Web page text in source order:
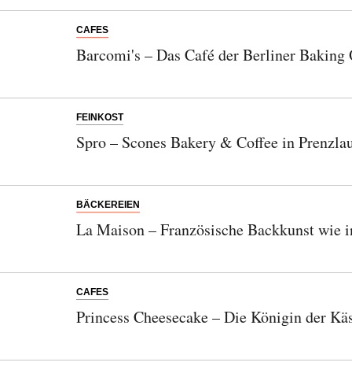
CAFES
Barcomi's – Das Café der Berliner Baking
FEINKOST
Spro – Scones Bakery & Coffee in
BÄCKEREIEN
La Maison – Französische Backkunst wie
CAFES
Princess Cheesecake – Die Königin der